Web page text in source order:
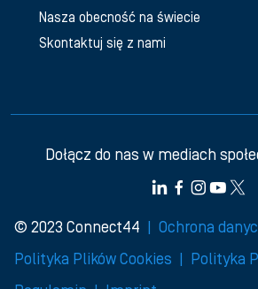
Nasza obecność na świecie
Skontaktuj się z nami
Dołącz do nas w mediach
© 2023 Connect44 Ochrona
Polityka Plików Cookies Polityka